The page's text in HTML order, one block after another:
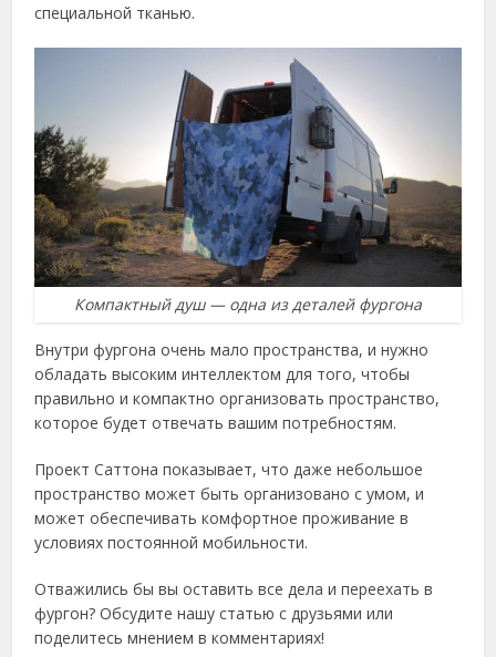
специальной тканью.
Компактный душ — одна из деталей фургона
Внутри фургона очень мало пространства, и нужно
обладать высоким интеллектом для того, чтобы
правильно и компактно организовать пространство,
которое будет отвечать вашим потребностям.
Проект Саттона показывает, что даже небольшое
пространство может быть организовано с умом, и
может обеспечивать комфортное проживание в
условиях постоянной мобильности.
Отважились бы вы оставить все дела и переехать в
фургон? Обсудите нашу статью с друзьями или
поделитесь мнением в комментариях!